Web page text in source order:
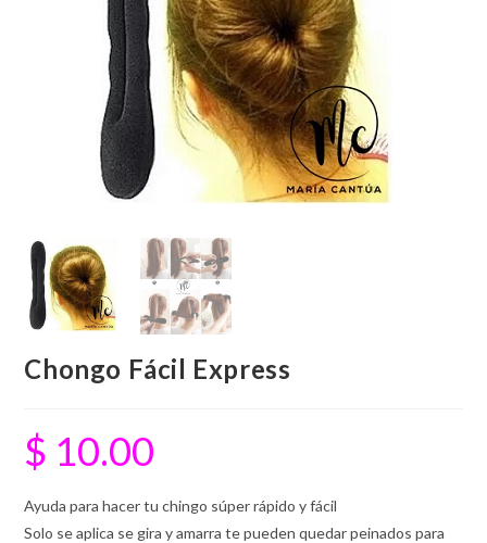
Chongo Fácil Express
$ 10.00
Ayuda para hacer tu chingo súper rápido y fácil
Solo se aplica se gira y amarra te pueden quedar peinados para